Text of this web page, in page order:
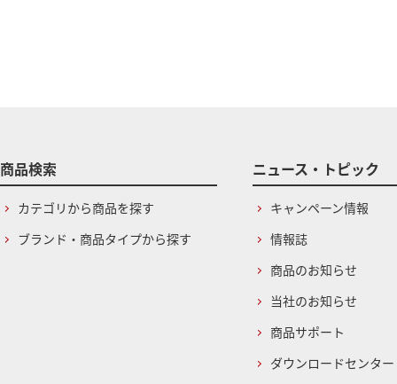
商品検索
カテゴリから商品を探す
ブランド・商品タイプから探す
ニュース・トピック
キャンペーン情報
情報誌
商品のお知らせ
当社のお知らせ
商品サポート
ダウンロードセンター